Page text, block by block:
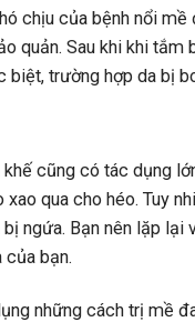
chịu của bệnh nổi mề
quản. Sau khi khi
biệt, trường hợp da bị
cũng có tác dụng
qua cho héo. Tuy
ngứa. Bạn nên lặp
của bạn.
những cách trị mề